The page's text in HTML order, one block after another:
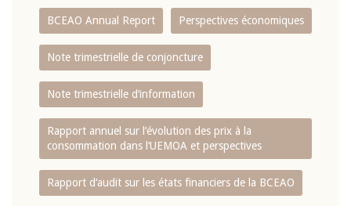
BCEAO Annual Report Perspectives économiques
Note trimestrielle de conjoncture
Note trimestrielle d‘information
Rapport annuel sur l‘évolution des prix à la
consommation dans l‘UEMOA et perspectives
Rapport d‘audit sur les états financiers de la BCEAO